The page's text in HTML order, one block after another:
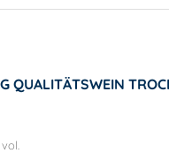
QUALITÄTSWEIN